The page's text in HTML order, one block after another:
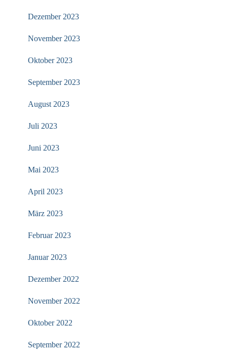
Dezember 2023
November 2023
Oktober 2023
September 2023
August 2023
Juli 2023
Juni 2023
Mai 2023
April 2023
März 2023
Februar 2023
Januar 2023
Dezember 2022
November 2022
Oktober 2022
September 2022